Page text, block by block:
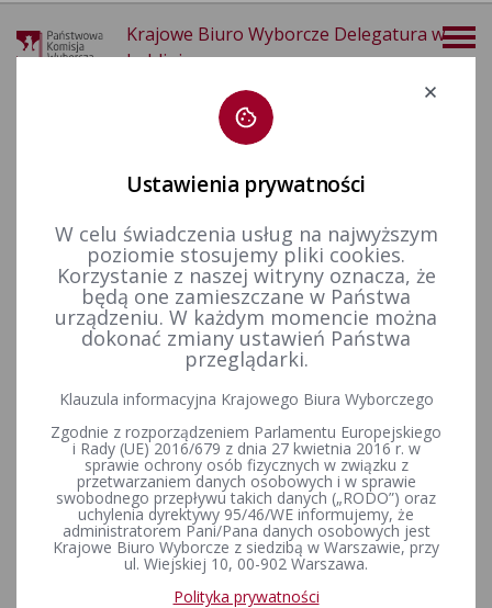
Krajowe Biuro Wyborcze Delegatura w
Lublinie
Wybory Prezydenta Rzeczypospolitej Polskiej Wybory Prezydenta RP w 2020&nbsp;r. Informacje ogólne
Postanowienia Komisarzy Wyborczych w Lublinie I, II, III oraz IV
komisji wyborczych w wyborach Prezydenta Rzeczypospolitej
Polskiej zarządzonych na dzień 28 czerwca 2020 r.
Postanowienia Komisarzy Wyborczych w Lublinie I, II, III oraz IV
w sprawie powołania obwodowych komisji wyborczych w
wyborach Prezydenta Rzeczypospolitej Polskiej
zarządzonych na dzień 28 czerwca 2020 r.
Ustawienia prywatności
W celu świadczenia usług na najwyższym
poziomie stosujemy pliki cookies.
Korzystanie z naszej witryny oznacza, że
będą one zamieszczane w Państwa
urządzeniu. W każdym momencie można
dokonać zmiany ustawień Państwa
przeglądarki.
Klauzula informacyjna Krajowego Biura Wyborczego
Zgodnie z rozporządzeniem Parlamentu Europejskiego
i Rady (UE) 2016/679 z dnia 27 kwietnia 2016 r. w
sprawie ochrony osób fizycznych w związku z
przetwarzaniem danych osobowych i w sprawie
swobodnego przepływu takich danych („RODO”) oraz
uchylenia dyrektywy 95/46/WE informujemy, że
administratorem Pani/Pana danych osobowych jest
Krajowe Biuro Wyborcze z siedzibą w Warszawie, przy
ul. Wiejskiej 10, 00-902 Warszawa.
Polityka prywatności